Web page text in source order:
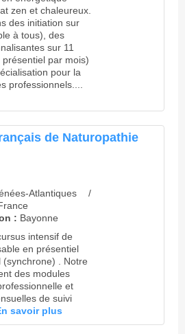
zen et chaleureux.
des initiation sur
à tous), des
sur 11
par mois)
pour la
professionnels....
de Naturopathie
Atlantiques /
: Bayonne
intensif de
en présentiel
. Notre
des modules
et
de suivi
savoir plus